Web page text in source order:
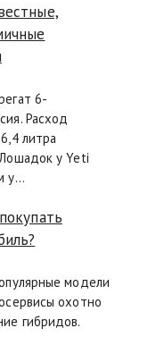
6-
Расход
литра
у Yeti
у…
модели
охотно
гибридов.